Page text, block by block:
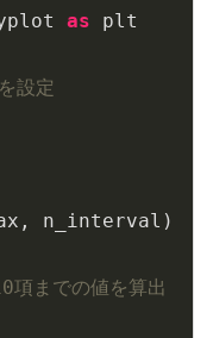
as plt
設定
n_interval)
までの値を算出